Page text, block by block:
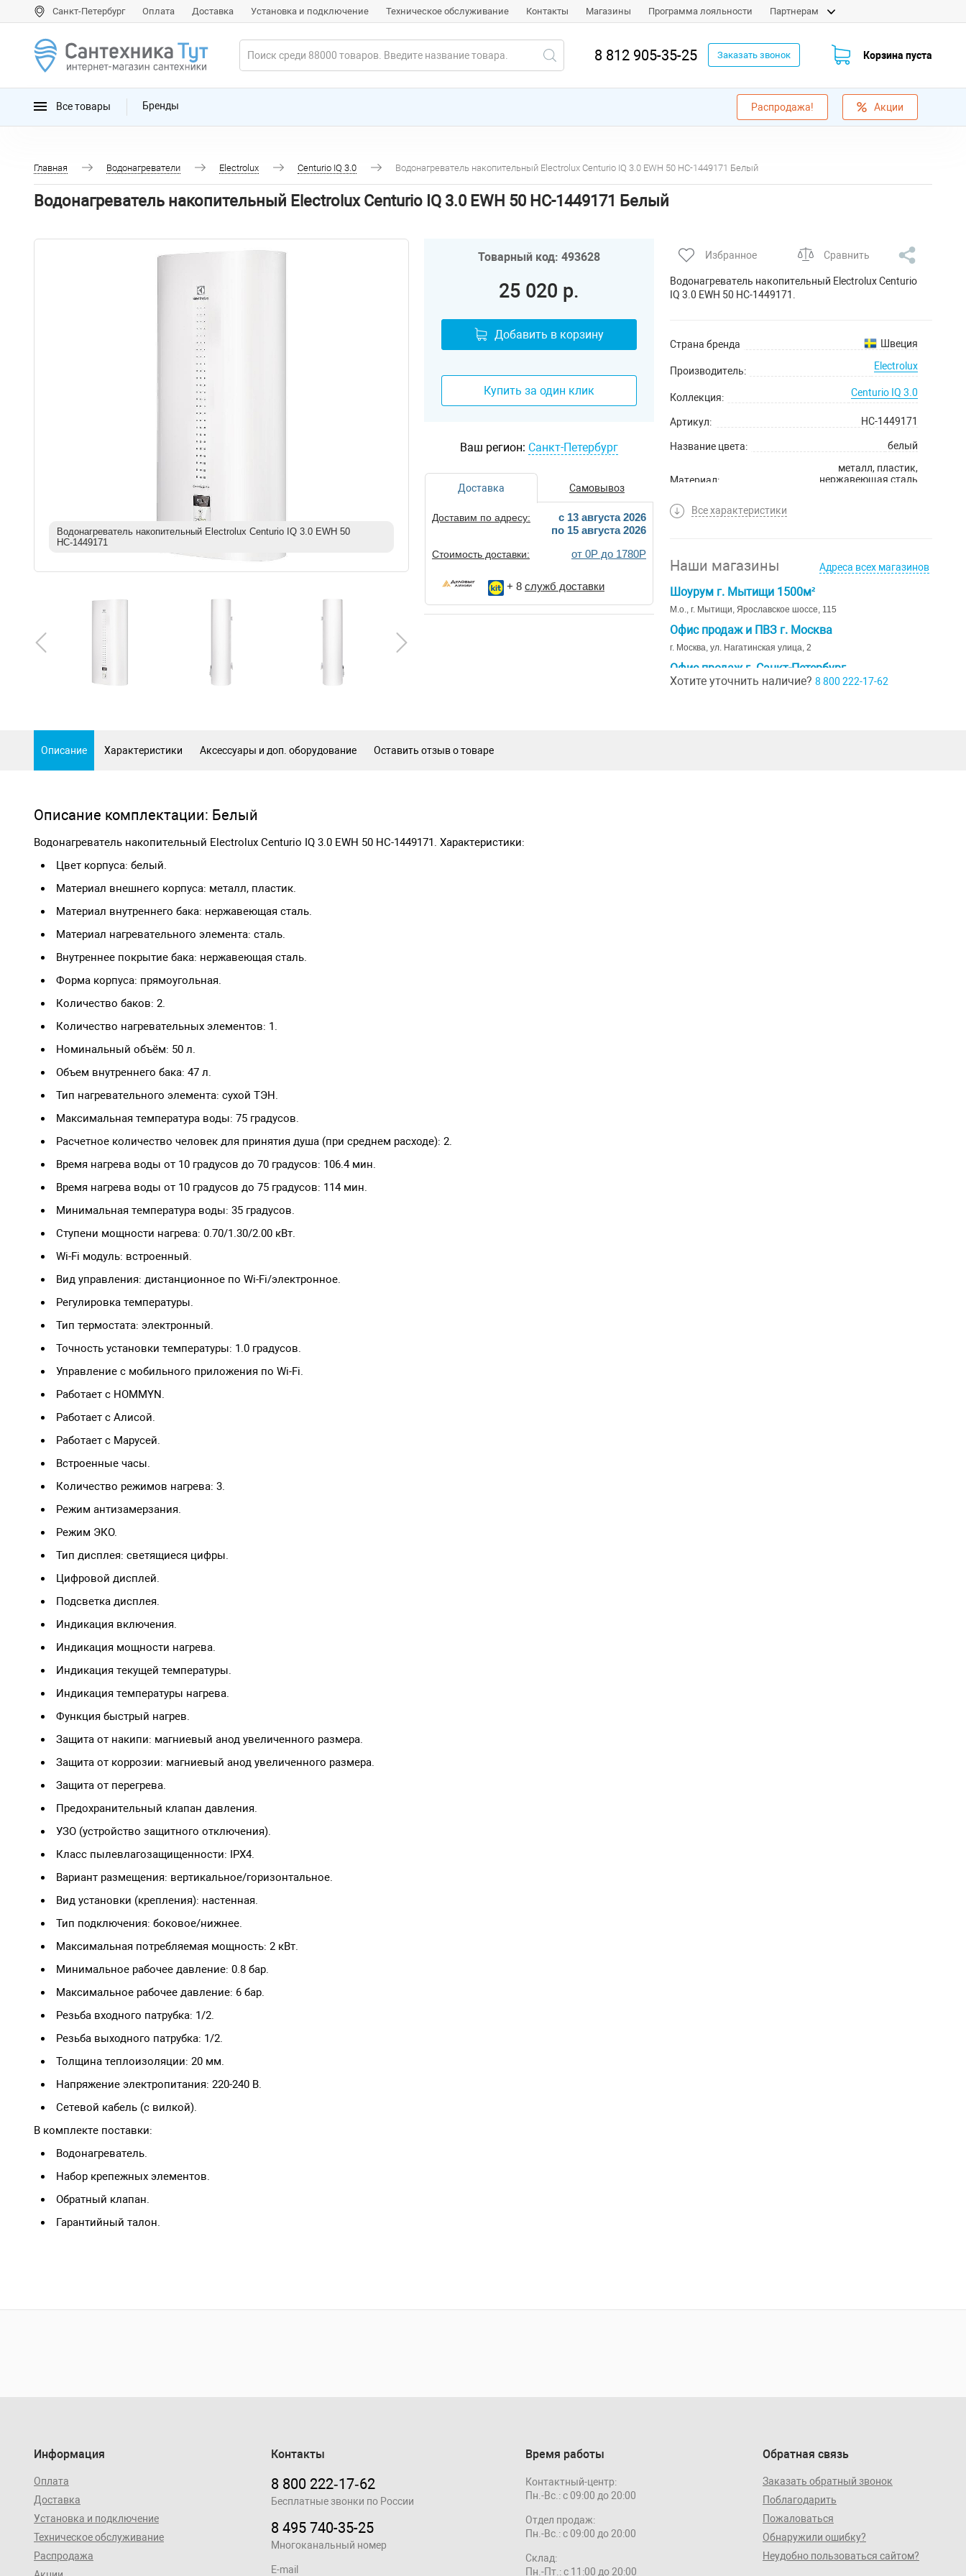
Санкт-Петербург Оплата Доставка Установка и подключение Техническое обслуживание Контакты Магазины Программа лояльности Партнерам
8 812 905-35-25 Заказать звонок Корзина пуста
Все товары Бренды Распродажа! Акции
Главная Водонагреватели Electrolux Centurio IQ 3.0 Водонагреватель накопительный Electrolux Centurio IQ 3.0 EWH 50 НС-1449171 Белый
Водонагреватель накопительный Electrolux Centurio IQ 3.0 EWH 50 НС-1449171 Белый
Водонагреватель накопительный Electrolux Centurio IQ 3.0 EWH 50
НС-1449171
Товарный код: 493628
25 020 р.
Добавить в корзину
Купить за один клик
Ваш регион: Санкт-Петербург
Доставка Самовывоз
Доставим по адресу:
c 13 августа 2026
по 15 августа 2026
Стоимость доставки: от 0Р до 1780Р
+ 8 служб доставки
Избранное Сравнить
Водонагреватель накопительный Electrolux Centurio
IQ 3.0 EWH 50 НС-1449171.
Страна бренда Швеция
Производитель: Electrolux
Коллекция: Centurio IQ 3.0
Артикул: НС-1449171
Название цвета: белый
Материал:
металл, пластик,
нержавеющая сталь
Гарантийный срок:
Все характеристики
Наши магазины Адреса всех магазинов
Шоурум г. Мытищи 1500м²
М.о., г. Мытищи, Ярославское шоссе, 115
Офис продаж и ПВЗ г. Москва
г. Москва, ул. Нагатинская улица, 2
Офис продаж г. Санкт-Петербург
г. Санкт-Петербург, ул. Ивана Черных д. 29
Хотите уточнить наличие? 8 800 222-17-62
Описание Характеристики Аксессуары и доп. оборудование Оставить отзыв о товаре
Описание комплектации: Белый
Водонагреватель накопительный Electrolux Centurio IQ 3.0 EWH 50 НС-1449171. Характеристики:
Цвет корпуса: белый.
Материал внешнего корпуса: металл, пластик.
Материал внутреннего бака: нержавеющая сталь.
Материал нагревательного элемента: сталь.
Внутреннее покрытие бака: нержавеющая сталь.
Форма корпуса: прямоугольная.
Количество баков: 2.
Количество нагревательных элементов: 1.
Номинальный объём: 50 л.
Объем внутреннего бака: 47 л.
Тип нагревательного элемента: сухой ТЭН.
Максимальная температура воды: 75 градусов.
Расчетное количество человек для принятия душа (при среднем расходе): 2.
Время нагрева воды от 10 градусов до 70 градусов: 106.4 мин.
Время нагрева воды от 10 градусов до 75 градусов: 114 мин.
Минимальная температура воды: 35 градусов.
Ступени мощности нагрева: 0.70/1.30/2.00 кВт.
Wi-Fi модуль: встроенный.
Вид управления: дистанционное по Wi-Fi/электронное.
Регулировка температуры.
Тип термостата: электронный.
Точность установки температуры: 1.0 градусов.
Управление c мобильного приложения по Wi-Fi.
Работает с HOMMYN.
Работает с Алисой.
Работает с Марусей.
Встроенные часы.
Количество режимов нагрева: 3.
Режим антизамерзания.
Режим ЭКО.
Тип дисплея: светящиеся цифры.
Цифровой дисплей.
Подсветка дисплея.
Индикация включения.
Индикация мощности нагрева.
Индикация текущей температуры.
Индикация температуры нагрева.
Функция быстрый нагрев.
Защита от накипи: магниевый анод увеличенного размера.
Защита от коррозии: магниевый анод увеличенного размера.
Защита от перегрева.
Предохранительный клапан давления.
УЗО (устройство защитного отключения).
Класс пылевлагозащищенности: IPX4.
Вариант размещения: вертикальное/горизонтальное.
Вид установки (крепления): настенная.
Тип подключения: боковое/нижнее.
Максимальная потребляемая мощность: 2 кВт.
Минимальное рабочее давление: 0.8 бар.
Максимальное рабочее давление: 6 бар.
Резьба входного патрубка: 1/2.
Резьба выходного патрубка: 1/2.
Толщина теплоизоляции: 20 мм.
Напряжение электропитания: 220-240 В.
Сетевой кабель (с вилкой).
В комплекте поставки:
Водонагреватель.
Набор крепежных элементов.
Обратный клапан.
Гарантийный талон.
Информация
Оплата
Доставка
Установка и подключение
Техническое обслуживание
Распродажа
Контакты
8 800 222‑17‑62
Бесплатные звонки по России
8 495 740-35-25
Многоканальный номер
E-mail
Время работы
Контактный-центр:
Пн.-Вс.: с 09:00 до 20:00
Отдел продаж:
Пн.-Вс.: с 09:00 до 20:00
Склад:
Пн.-Пт.: с 11:00 до 20:00
Обратная связь
Заказать обратный звонок
Поблагодарить
Пожаловаться
Обнаружили ошибку?
Неудобно пользоваться сайтом?